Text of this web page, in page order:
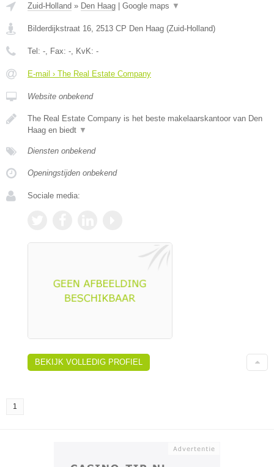
Zuid-Holland » Den Haag | Google maps ▼
Bilderdijkstraat 16 2513 CP Den Haag (Zuid-Holland)
Tel: - , Fax: - , KvK: -
E-mail › The Real Estate Company
Website onbekend
The Real Estate Company is het beste makelaarskantoor van Den
Haag en biedt ▼
Diensten onbekend
Openingstijden onbekend
Sociale media:
BEKIJK VOLLEDIG PROFIEL
1